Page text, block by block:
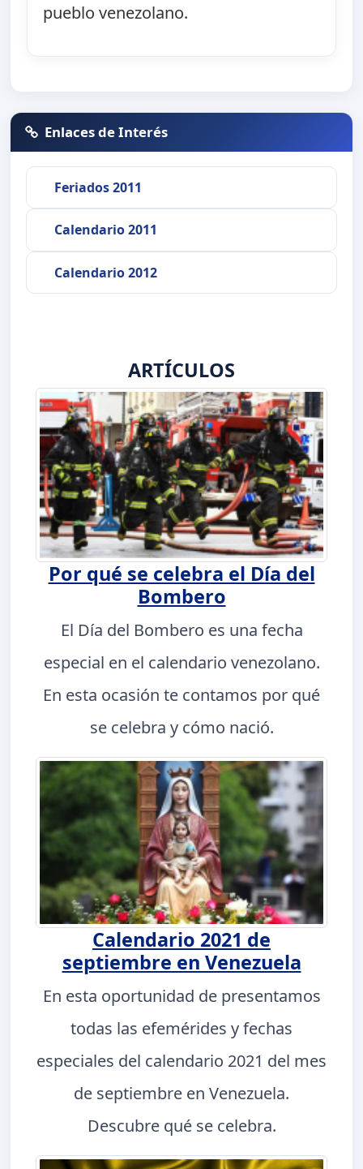
pueblo venezolano.
Enlaces de Interés
Feriados 2011
Calendario 2011
Calendario 2012
ARTÍCULOS
Por qué se celebra el Día del
Bombero
El Día del Bombero es una fecha
especial en el calendario venezolano.
En esta ocasión te contamos por qué
se celebra y cómo nació.
Calendario 2021 de
septiembre en Venezuela
En esta oportunidad de presentamos
todas las efemérides y fechas
especiales del calendario 2021 del mes
de septiembre en Venezuela.
Descubre qué se celebra.